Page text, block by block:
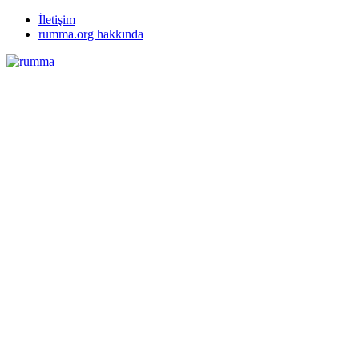
İletişim
rumma.org hakkında